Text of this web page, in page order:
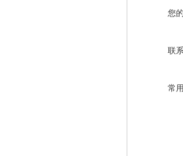
您
联
常